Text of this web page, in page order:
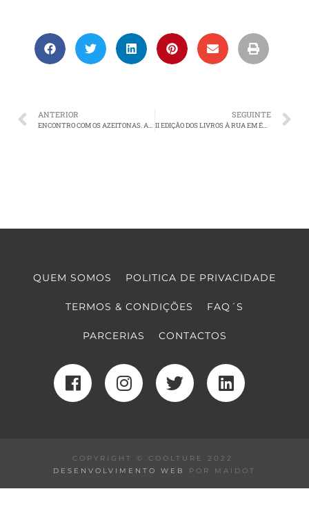
ANTERIOR
ENCONTRO COM OS AZEITONAS. ANDA COMIGO VER OS AVIÕES…À FNAC!
SEGUINTE
II EDIÇÃO DOS LIVROS À RUA EM ÉVORA
QUEM SOMOS POLITICA DE PRIVACIDADE
TERMOS & CONDIÇÕES FAQ´S
PARCERIAS CONTACTOS
COPYRIGHT © COOLTURE 2022
DESENVOLVIMENTO WEB
POR MAIDOT